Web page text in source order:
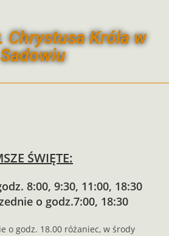
Chrystusa Króla w
Sadowiu
ŚWIĘTE:
8:00, 9:30, 11:00, 18:30
o godz.7:00, 18:30
o godz. 18.00 różaniec, w środy